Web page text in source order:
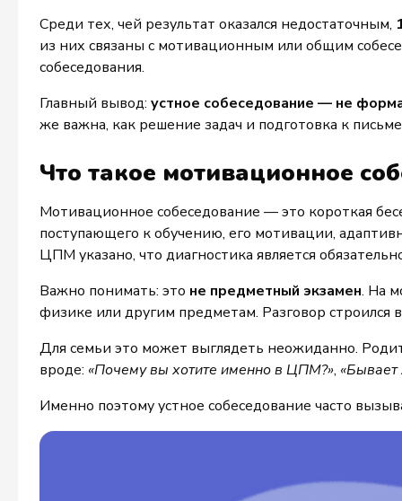
Среди тех, чей результат оказался недостаточным,
из них связаны с мотивационным или общим
собеседования.
Главный вывод: устное собеседование — не
же важна, как решение задач и подготовка к
Что такое мотивационное
Мотивационное собеседование — это короткая
поступающего к обучению, его мотивации,
ЦПМ указано, что диагностика является
Важно понимать: это не предметный экзамен. На
физике или другим предметам. Разговор строился
Для семьи это может выглядеть неожиданно.
вроде: «Почему вы хотите именно в ЦПМ?», «Бывает
Именно поэтому устное собеседование часто